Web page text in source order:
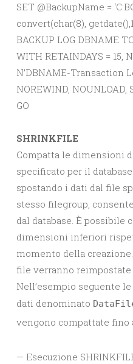
SET @BackupName =
convert(char(8),
BACKUP LOG DBNAME
WITH RETAINDAYS = 15,
N’DBNAME-Transaction
NOREWIND, NOUNLOAD,
GO
SHRINKFILE
Compatta le dimensioni
specificato per il
spostando i dati dal file
stesso filegroup,
dal database. È possibile
dimensioni inferiori
momento della
file verranno reimpostate
Nell’esempio seguente
dati denominato
vengono compattate fino
— Esecuzione